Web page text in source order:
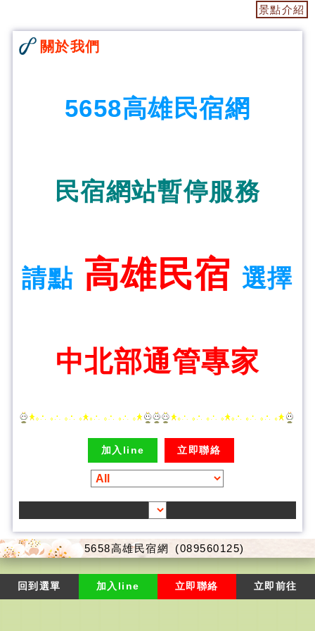
景點介紹
關於我們
5658高雄民宿網
民宿網站暫停服務
請點 高雄民宿 選擇
中北部通管專家
加入line 立即聯絡
5658高雄民宿網 (089560125)
回到選單 加入line 立即聯絡 立即前往